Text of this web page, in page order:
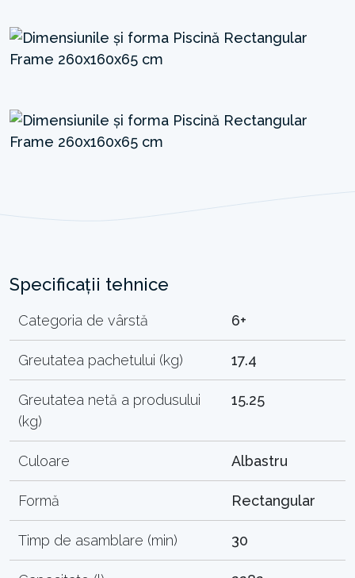
Specificații tehnice
Categoria de vârstă 6+
Greutatea pachetului (kg) 17.4
Greutatea netă a produsului
(kg)
15.25
Culoare Albastru
Formă Rectangular
Timp de asamblare (min) 30